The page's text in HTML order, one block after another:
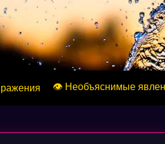
👁️ Необъяснимые